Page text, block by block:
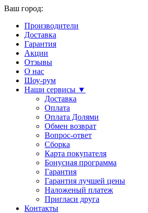
Ваш город:
Производители
Доставка
Гарантия
Акции
Отзывы
О нас
Шоу-рум
Наши сервисы ▼
Доставка
Оплата
Оплата Долями
Обмен возврат
Вопрос-ответ
Сборка
Карта покупателя
Бонусная программа
Гарантия
Гарантия лучшей цены
Наложеный платеж
Пригласи друга
Контакты